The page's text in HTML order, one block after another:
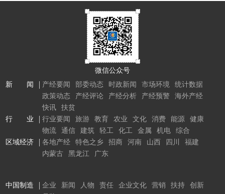
微信公众号
新 闻
产经要闻 部委动态 时政新闻 市场环境
统计数据
政策动态
产经评论 产经分析 产经预警
海外产经
快讯
扶贫
行 业
行业要闻 旅游 教育 农业 文化 消费 能源
健康
物流
通信 建筑 轻工 化工 金属 机电
综合
区域经济
各地产经 特色之乡 招商 河南 山西 四川
福建
内蒙古
黑龙江 广东
中国制造 企业 新闻 人物 责任 企业文化 营销 扶持
创新